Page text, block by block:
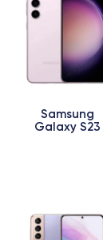
Samsung
Galaxy S23